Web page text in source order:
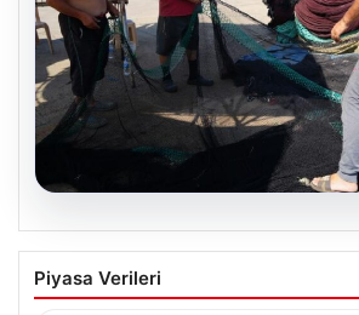
08.08.2026
Yeni sezon 1 Eylül’de
hazırlanıyoruz, işaretler iyi”
Piyasa Verileri